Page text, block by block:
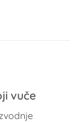
vuče